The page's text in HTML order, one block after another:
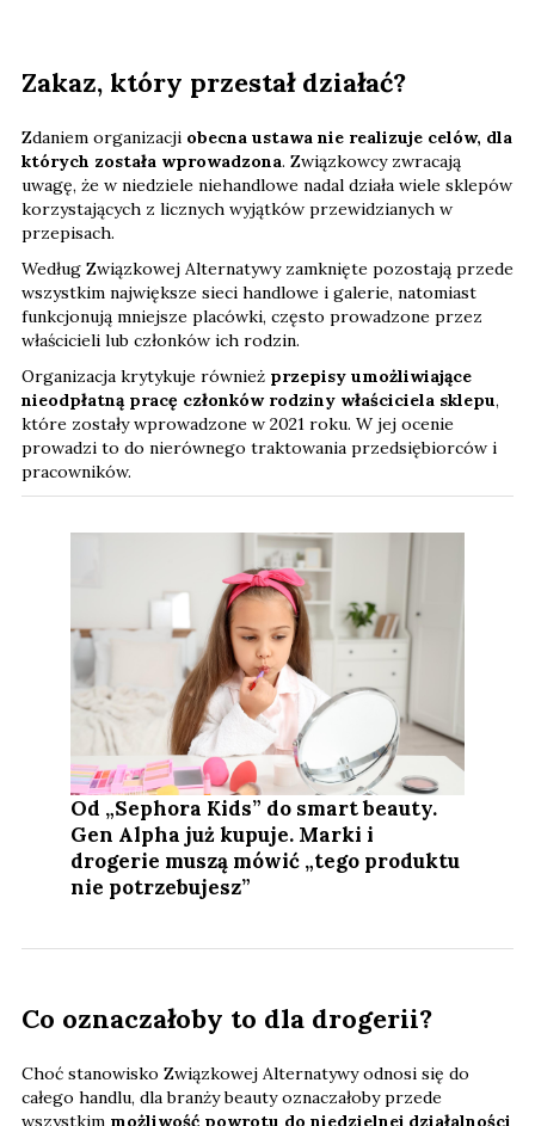
Zakaz, który przestał działać?
Zdaniem organizacji obecna ustawa nie realizuje celów, dla
których została wprowadzona. Związkowcy zwracają
uwagę, że w niedziele niehandlowe nadal działa wiele sklepów
korzystających z licznych wyjątków przewidzianych w
przepisach.
Według Związkowej Alternatywy zamknięte pozostają przede
wszystkim największe sieci handlowe i galerie, natomiast
funkcjonują mniejsze placówki, często prowadzone przez
właścicieli lub członków ich rodzin.
Organizacja krytykuje również przepisy umożliwiające
nieodpłatną pracę członków rodziny właściciela sklepu,
które zostały wprowadzone w 2021 roku. W jej ocenie
prowadzi to do nierównego traktowania przedsiębiorców i
pracowników.
Od „Sephora Kids” do smart beauty.
Gen Alpha już kupuje. Marki i
drogerie muszą mówić „tego produktu
nie potrzebujesz”
Co oznaczałoby to dla drogerii?
Choć stanowisko Związkowej Alternatywy odnosi się do
całego handlu, dla branży beauty oznaczałoby przede
wszystkim możliwość powrotu do niedzielnej działalności